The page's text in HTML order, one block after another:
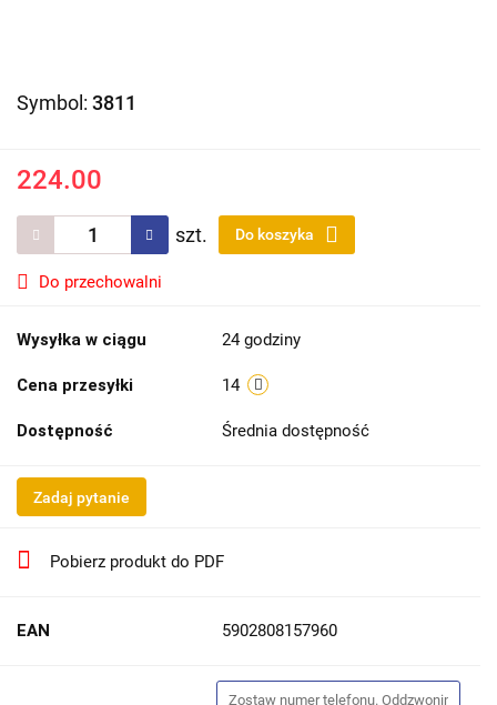
Symbol: 3811
224.00
szt. Do koszyka
Do przechowalni
Wysyłka w ciągu 24 godziny
Cena przesyłki 14
Dostępność Średnia dostępność
Zadaj pytanie
Pobierz produkt do PDF
EAN 5902808157960